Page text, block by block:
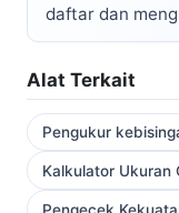
daftar dan
Alat Terkait
Pengukur
Kalkulator Ukuran
Pengecek